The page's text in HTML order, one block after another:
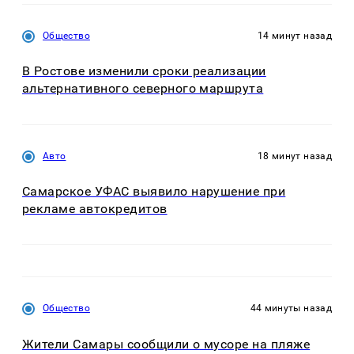
Общество 14 минут назад
В Ростове изменили сроки реализации
альтернативного северного маршрута
Авто 18 минут назад
Самарское УФАС выявило нарушение при
рекламе автокредитов
Общество 44 минуты назад
Жители Самары сообщили о мусоре на пляже